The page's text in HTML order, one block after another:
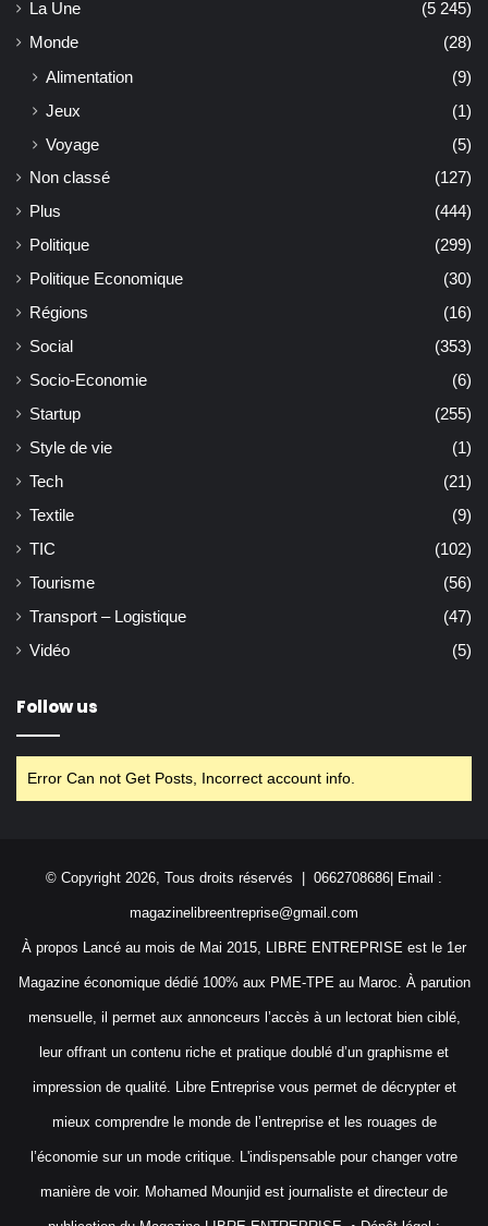
La Une
(5 245)
Monde
(28)
Alimentation
(9)
Jeux
(1)
Voyage
(5)
Non classé
(127)
Plus
(444)
Politique
(299)
Politique Economique
(30)
Régions
(16)
Social
(353)
Socio-Economie
(6)
Startup
(255)
Style de vie
(1)
Tech
(21)
Textile
(9)
TIC
(102)
Tourisme
(56)
Transport – Logistique
(47)
Vidéo
(5)
Follow us
Error Can not Get Posts, Incorrect account info.
© Copyright 2026, Tous droits réservés | 0662708686| Email :
magazinelibreentreprise@gmail.com
À propos Lancé au mois de Mai 2015, LIBRE ENTREPRISE est le 1er
Magazine économique dédié 100% aux PME-TPE au Maroc. À parution
mensuelle, il permet aux annonceurs l’accès à un lectorat bien ciblé,
leur offrant un contenu riche et pratique doublé d’un graphisme et
impression de qualité. Libre Entreprise vous permet de décrypter et
mieux comprendre le monde de l’entreprise et les rouages de
l’économie sur un mode critique. L'indispensable pour changer votre
manière de voir. Mohamed Mounjid est journaliste et directeur de